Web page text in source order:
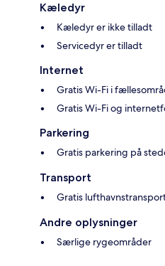
Kæledyr
Kæledyr er ikke tilladt
Servicedyr er tilladt
Internet
Gratis Wi-Fi i
Gratis Wi-Fi og
Parkering
Gratis parkering på
Transport
Gratis
Andre oplysninger
Særlige rygeområder